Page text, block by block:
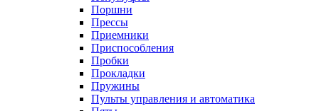
Поршни
Прессы
Приемники
Приспособления
Пробки
Прокладки
Пружины
Пульты управления и автоматика